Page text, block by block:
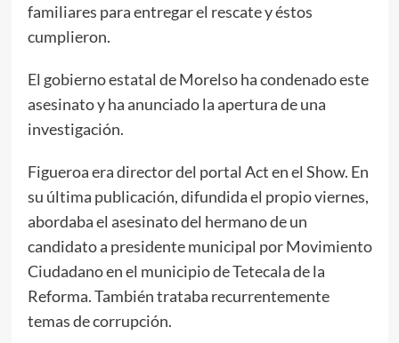
familiares para entregar el rescate y éstos
cumplieron.
El gobierno estatal de Morelso ha condenado este
asesinato y ha anunciado la apertura de una
investigación.
Figueroa era director del portal Act en el Show. En
su última publicación, difundida el propio viernes,
abordaba el asesinato del hermano de un
candidato a presidente municipal por Movimiento
Ciudadano en el municipio de Tetecala de la
Reforma. También trataba recurrentemente
temas de corrupción.